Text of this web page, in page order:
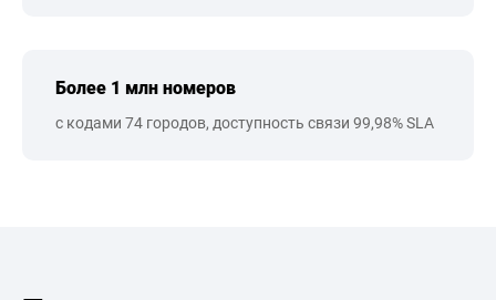
Более 1 млн номеров
с кодами 74 городов, доступность связи 99,98% SLA